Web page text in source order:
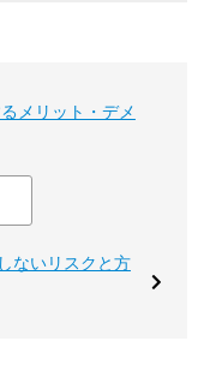
メリット・デメ
ないリスクと方